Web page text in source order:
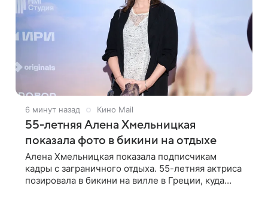
6 минут назад Кино Mail
55-летняя Алена Хмельницкая
показала фото в бикини на отдыхе
Алена Хмельницкая показала подписчикам
кадры с заграничного отдыха. 55-летняя актриса
позировала в бикини на вилле в Греции, куда